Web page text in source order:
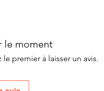
le moment
premier à laisser un avis.